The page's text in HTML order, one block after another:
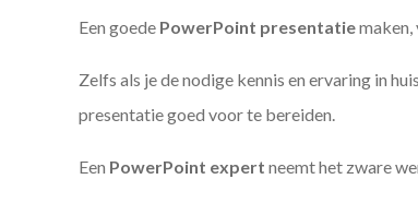
Een goede PowerPoint presentatiemaken,
Zelfs als je de nodige kennis en ervaring in
presentatie goed voor te bereiden.
Een PowerPoint expert neemt het zware